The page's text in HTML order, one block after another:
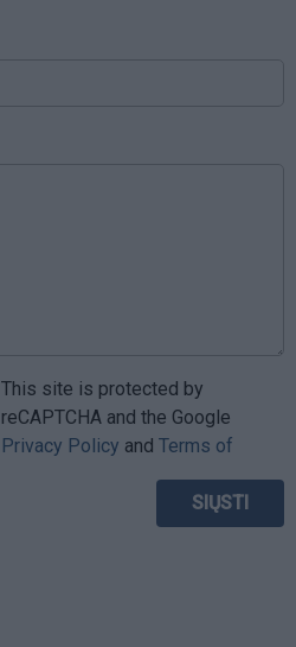
This site is protected by
reCAPTCHA and the Google
Privacy Policy and Terms of